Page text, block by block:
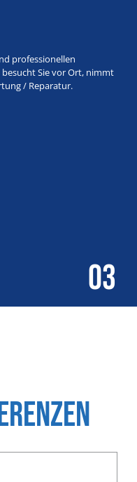
professionellen
Sie vor Ort, nimmt
/ Reparatur.
03